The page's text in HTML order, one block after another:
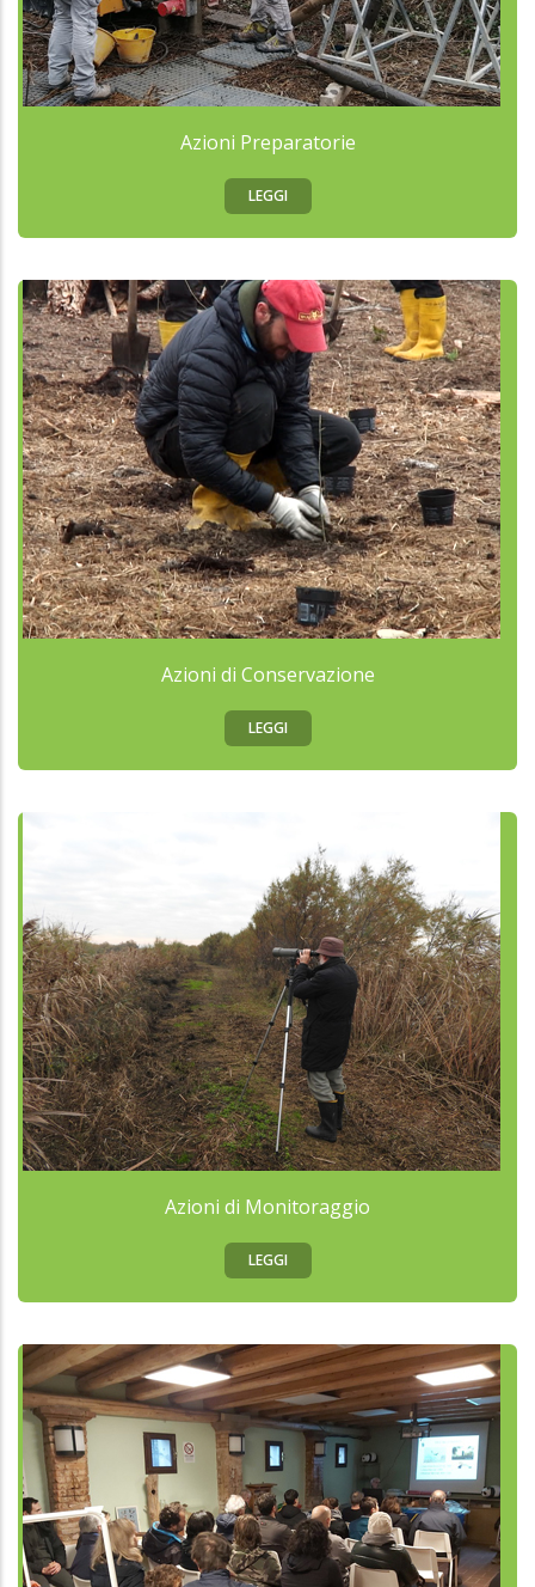
Azioni Preparatorie
LEGGI
Azioni di Conservazione
LEGGI
Azioni di Monitoraggio
LEGGI